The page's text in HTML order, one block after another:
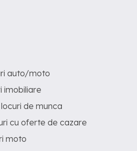
auto/moto
imobiliare
de munca
cu oferte de cazare
moto